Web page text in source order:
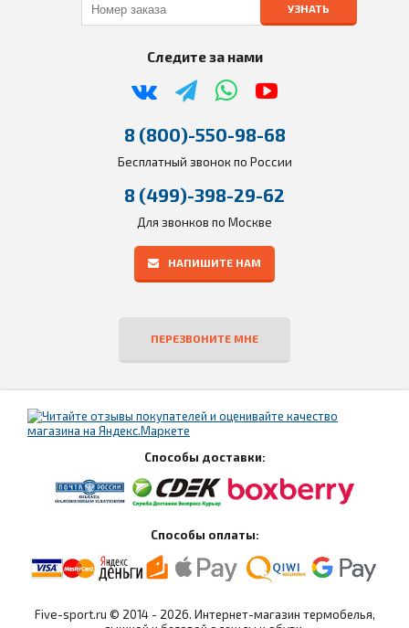
УЗНАТЬ
Следите за нами
8 (800)-550-98-68
Бесплатный звонок по России
8 (499)-398-29-62
Для звонков по Москве
НАПИШИТЕ НАМ
ПЕРЕЗВОНИТЕ МНЕ
Способы доставки:
Способы оплаты:
Five-sport.ru © 2014 - 2026. Интернет-магазин термобелья,